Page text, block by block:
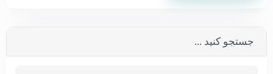
جستجو کنید ...